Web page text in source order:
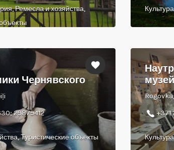
Ремесла и хозяйства,
Чернявского
29879412
Туристические объекты
музей
+371